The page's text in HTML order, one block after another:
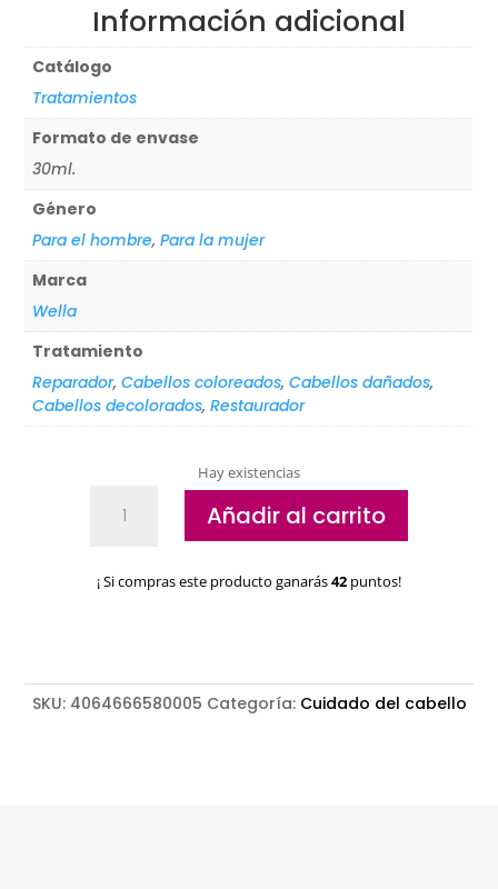
Información adicional
Catálogo
Tratamientos
Formato de envase
30ml.
Género
Para el hombre,Para la mujer
Marca
Wella
Tratamiento
Reparador,Cabellos coloreados,Cabellos dañados,
Cabellos decolorados,Restaurador
Hay existencias
Wella
Añadir al carrito
¡ Si compras este producto ganarás42 puntos!
SKU: 4064666580005 Categoría: Cuidado del cabello